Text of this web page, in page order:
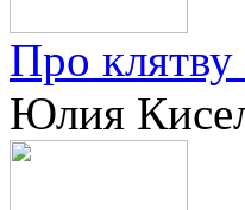
Про
Юлия